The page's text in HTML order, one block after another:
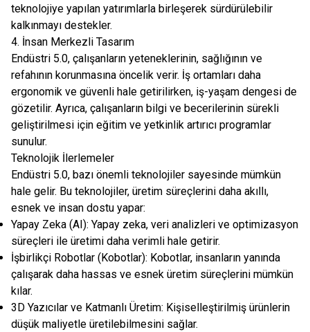
teknolojiye yapılan yatırımlarla birleşerek sürdürülebilir
kalkınmayı destekler.
4. İnsan Merkezli Tasarım
Endüstri 5.0, çalışanların yeteneklerinin, sağlığının ve
refahının korunmasına öncelik verir. İş ortamları daha
ergonomik ve güvenli hale getirilirken, iş-yaşam dengesi de
gözetilir. Ayrıca, çalışanların bilgi ve becerilerinin sürekli
geliştirilmesi için eğitim ve yetkinlik artırıcı programlar
sunulur.
Teknolojik İlerlemeler
Endüstri 5.0, bazı önemli teknolojiler sayesinde mümkün
hale gelir. Bu teknolojiler, üretim süreçlerini daha akıllı,
esnek ve insan dostu yapar:
Yapay Zeka (AI): Yapay zeka, veri analizleri ve optimizasyon
süreçleri ile üretimi daha verimli hale getirir.
İşbirlikçi Robotlar (Kobotlar): Kobotlar, insanların yanında
çalışarak daha hassas ve esnek üretim süreçlerini mümkün
kılar.
3D Yazıcılar ve Katmanlı Üretim: Kişiselleştirilmiş ürünlerin
düşük maliyetle üretilebilmesini sağlar.